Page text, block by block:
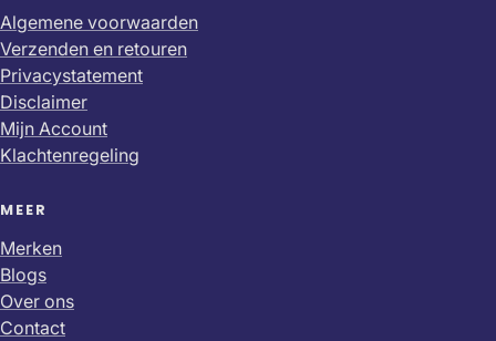
Algemene voorwaarden
Verzenden en retouren
Privacystatement
Disclaimer
Mijn Account
Klachtenregeling
MEER
Merken
Blogs
Over ons
Contact